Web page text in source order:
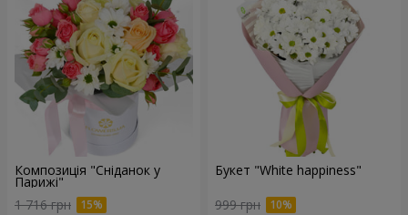
Композиція "Сніданок у
Парижі"
1 716 грн
Букет "White happiness"
999 грн